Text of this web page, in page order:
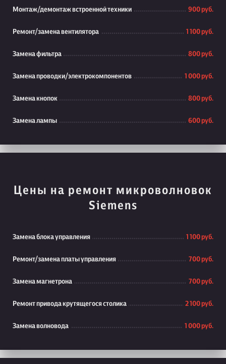
Монтаж/демонтаж встроенной техники 900 руб.
Ремонт/замена вентилятора 1 100 руб.
Замена фильтра 800 руб.
Замена проводки/электрокомпонентов 1 000 руб.
Замена кнопок 800 руб.
Замена лампы 600 руб.
Цены на ремонт микроволновок
Siemens
Замена блока управления 1 100 руб.
Ремонт/замена платы управления 700 руб.
Замена магнетрона 700 руб.
Ремонт привода крутящегося столика 2 100 руб.
Замена волновода 1 000 руб.